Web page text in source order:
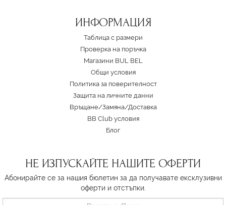
ИНФОРМАЦИЯ
Таблица с размери
Проверка на поръчка
Магазини BUL BEL
Oбщи условия
Политика за поверителност
Защита на личните данни
Връщане/Замяна/Доставка
BB Club условия
Блог
НЕ ИЗПУСКАЙТЕ НАШИТЕ ОФЕРТИ
Абонирайте се за нашия бюлетин за да получавате ексклузивни
оферти и отстъпки.